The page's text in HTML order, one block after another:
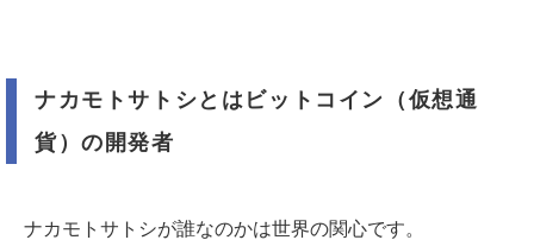
ナカモトサトシとはビットコイン（仮想通
貨）の開発者
ナカモトサトシが誰なのかは世界の関心です。